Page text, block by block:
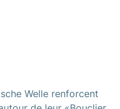
Welle renforcent